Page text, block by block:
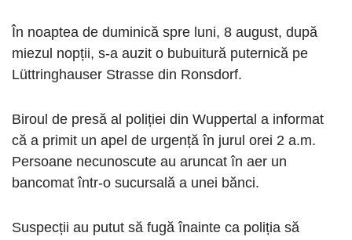
În noaptea de duminică spre luni, 8 august, după
miezul nopții, s-a auzit o bubuitură puternică pe
Lüttringhauser Strasse din Ronsdorf.
Biroul de presă al poliției din Wuppertal a informat
că a primit un apel de urgență în jurul orei 2 a.m.
Persoane necunoscute au aruncat în aer un
bancomat într-o sucursală a unei bănci.
Suspecții au putut să fugă înainte ca poliția să